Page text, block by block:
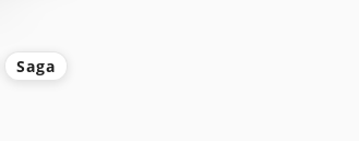
Saga